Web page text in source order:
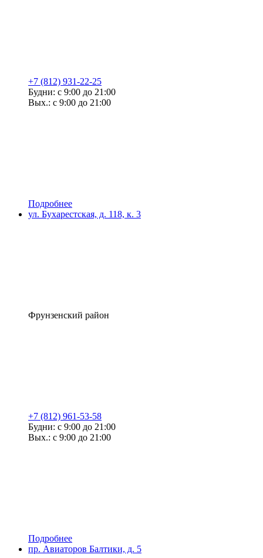
+7 (812) 931-22-25
Будни: с 9:00 до 21:00
Вых.: с 9:00 до 21:00
Подробнее
ул. Бухарестская, д. 118, к. 3
Фрунзенский район
+7 (812) 961-53-58
Будни: с 9:00 до 21:00
Вых.: с 9:00 до 21:00
Подробнее
пр. Авиаторов Балтики, д. 5